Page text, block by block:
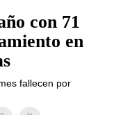
con 71
en
fallecen por